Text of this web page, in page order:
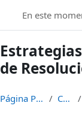
En este
de
Página Principal Cursos